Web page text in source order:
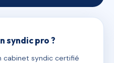
syndic pro ?
cabinet syndic certifié